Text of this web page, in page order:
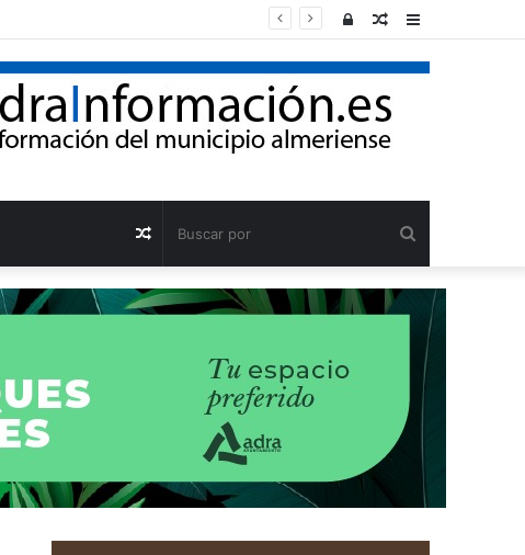
Barra
Publicación
azar
Acceso
por
Publicación
al